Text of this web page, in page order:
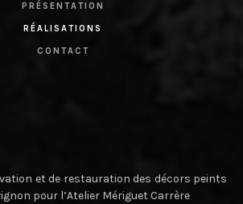
PRÉSENTATION
RÉALISATIONS
CONTACT
et de restauration des décors peints
pour l’Atelier Mériguet Carrère